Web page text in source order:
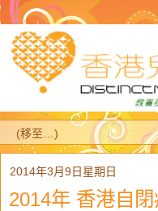
2014年3月9日星期日
2014年 香港自